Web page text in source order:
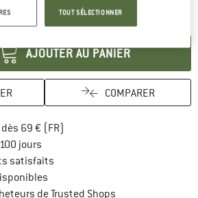
ouvrables
Le lien s'ouvre dans une boîte
AJOUTER AU PANIER
COMPARER
69 € (FR)
jours
satisfaits
de Trusted Shops
TOUT SÉLECTIONNER